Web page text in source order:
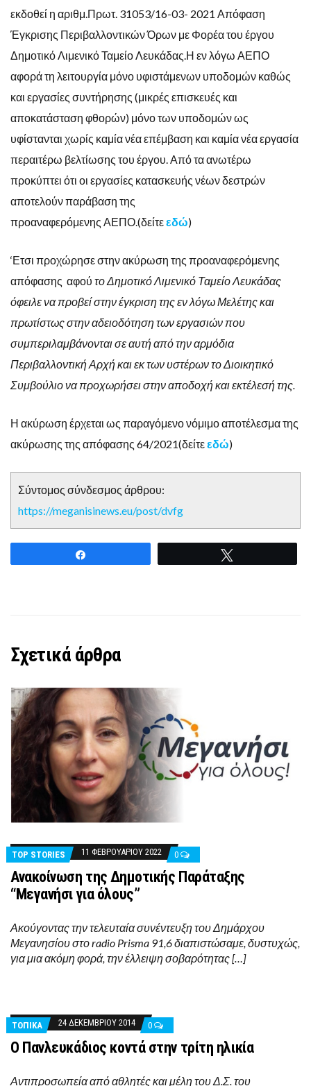
εκδοθεί η αριθμ.Πρωτ. 31053/16-03- 2021 Απόφαση
Έγκρισης Περιβαλλοντικών Όρων με Φορέα του έργου
Δημοτικό Λιμενικό Ταμείο Λευκάδας.Η εν λόγω ΑΕΠΟ
αφορά τη λειτουργία μόνο υφιστάμενων υποδομών καθώς
και εργασίες συντήρησης (μικρές επισκευές και
αποκατάσταση φθορών) μόνο των υποδομών ως
υφίστανται χωρίς καμία νέα επέμβαση και καμία νέα εργασία
περαιτέρω βελτίωσης του έργου. Από τα ανωτέρω
προκύπτει ότι οι εργασίες κατασκευής νέων δεστρών
αποτελούν παράβαση της
προαναφερόμενης ΑΕΠΟ.(δείτεεδώ)
‘Ετσι προχώρησε στην ακύρωση της προαναφερόμενης
απόφασης αφού το Δημοτικό Λιμενικό Ταμείο Λευκάδας
όφειλε να προβεί στην έγκριση της εν λόγω Μελέτης και
πρωτίστως στην αδειοδότηση των εργασιών που
συμπεριλαμβάνονται σε αυτή από την αρμόδια
Περιβαλλοντική Αρχή και εκ των υστέρων το Διοικητικό
Συμβούλιο να προχωρήσει στην αποδοχή και εκτέλεσή της.
Η ακύρωση έρχεται ως παραγόμενο νόμιμο αποτέλεσμα της
ακύρωσης της απόφασης 64/2021(δείτεεδώ)
Σύντομος σύνδεσμος άρθρου:
https://meganisinews.eu/post/dvfg
Σχετικά άρθρα
TOP STORIES 11 ΦΕΒΡΟΥΑΡΊΟΥ 2022 0
Ανακοίνωση της Δημοτικής Παράταξης
“Μεγανήσι για όλους”
Ακούγοντας την τελευταία συνέντευξη του Δημάρχου
Μεγανησίου στο radio Prisma 91,6 διαπιστώσαμε, δυστυχώς,
για μια ακόμη φορά, την έλλειψη σοβαρότητας […]
ΤΟΠΙΚΑ 24 ΔΕΚΕΜΒΡΊΟΥ 2014 0
Ο Πανλευκάδιος κοντά στην τρίτη ηλικία
Αντιπροσωπεία από αθλητές και μέλη του Δ.Σ. του